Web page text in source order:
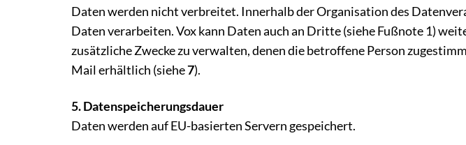
Daten werden nicht verbreitet. Innerhalb der Organisation des
Daten verarbeiten. Vox kann Daten auch an Dritte (siehe Fußnote 1)
zusätzliche Zwecke zu verwalten, denen die betroffene Person
Mail erhältlich (siehe7).
5. Datenspeicherungsdauer
Daten werden auf EU-basierten Servern gespeichert.